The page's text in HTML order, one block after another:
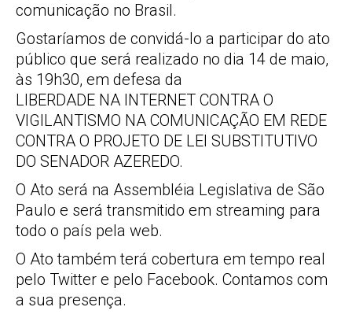
comunicação no Brasil.
Gostaríamos de convidá-lo a participar do ato
público que será realizado no dia 14 de maio,
às 19h30, em defesa da
LIBERDADE NA INTERNET CONTRA O
VIGILANTISMO NA COMUNICAÇÃO EM REDE
CONTRA O PROJETO DE LEI SUBSTITUTIVO
DO SENADOR AZEREDO.
O Ato será na Assembléia Legislativa de São
Paulo e será transmitido em streaming para
todo o país pela web.
O Ato também terá cobertura em tempo real
pelo Twitter e pelo Facebook. Contamos com
a sua presença.